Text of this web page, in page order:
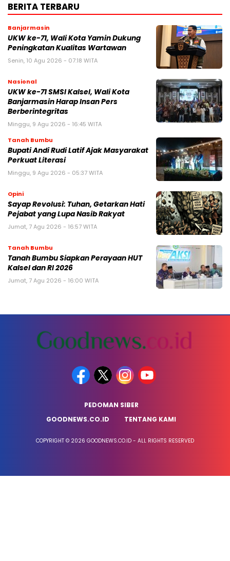
BERITA TERBARU
Banjarmasin
UKW ke-71, Wali Kota Yamin Dukung
Peningkatan Kualitas Wartawan
Senin, 10 Agu 2026 - 07:18 WITA
Nasional
UKW ke-71 SMSI Kalsel, Wali Kota
Banjarmasin Harap Insan Pers
Berberintegritas
Minggu, 9 Agu 2026 - 16:45 WITA
Tanah Bumbu
Bupati Andi Rudi Latif Ajak Masyarakat
Perkuat Literasi
Minggu, 9 Agu 2026 - 05:37 WITA
Opini
Sayap Revolusi: Tuhan, Getarkan Hati
Pejabat yang Lupa Nasib Rakyat
Jumat, 7 Agu 2026 - 16:57 WITA
Tanah Bumbu
Tanah Bumbu Siapkan Perayaan HUT
Kalsel dan RI 2026
Jumat, 7 Agu 2026 - 16:00 WITA
PEDOMAN SIBER
GOODNEWS.CO.ID
TENTANG KAMI
COPYRIGHT © 2026 GOODNEWS.CO.ID - ALL RIGHTS RESERVED